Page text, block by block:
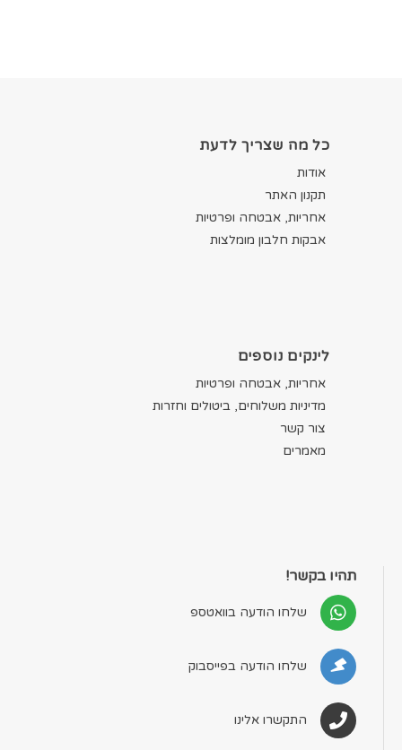
כל מה שצריך לדעת
אודות
תקנון האתר
אחריות, אבטחה ופרטיות
אבקות חלבון מומלצות
לינקים נוספים
אחריות, אבטחה ופרטיות
מדיניות משלוחים, ביטולים וחזרות
צור קשר
מאמרים
תהיו בקשר!
שלחו הודעה בוואטספ
שלחו הודעה בפייסבוק
התקשרו אלינו